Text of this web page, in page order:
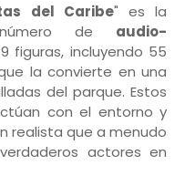
del Caribe" es la
de audio-
figuras, incluyendo 55
la convierte en una
del parque. Estos
con el entorno y
realista que a menudo
actores en